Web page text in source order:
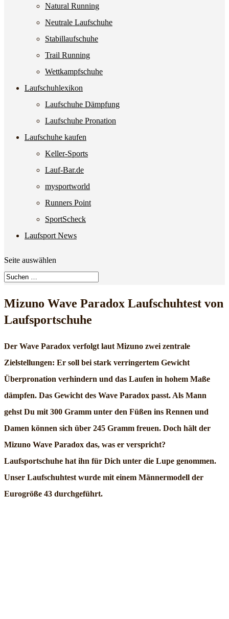
Natural Running
Neutrale Laufschuhe
Stabillaufschuhe
Trail Running
Wettkampfschuhe
Laufschuhlexikon
Laufschuhe Dämpfung
Laufschuhe Pronation
Laufschuhe kaufen
Keller-Sports
Lauf-Bar.de
mysportworld
Runners Point
SportScheck
Laufsport News
Seite auswählen
Mizuno Wave Paradox Laufschuhtest von
Laufsportschuhe
Der Wave Paradox verfolgt laut Mizuno zwei zentrale
Zielstellungen: Er soll bei stark verringertem Gewicht
Überpronation verhindern und das Laufen in hohem Maße
dämpfen. Das Gewicht des Wave Paradox passt. Als Mann
gehst Du mit 300 Gramm unter den Füßen ins Rennen und
Damen können sich über 245 Gramm freuen. Doch hält der
Mizuno Wave Paradox das, was er verspricht?
Laufsportschuhe hat ihn für Dich unter die Lupe genommen.
Unser Laufschuhtest wurde mit einem Männermodell der
Eurogröße 43 durchgeführt.